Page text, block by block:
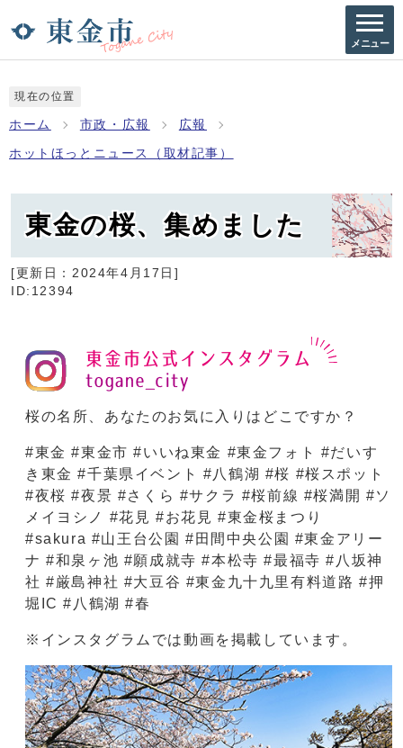
メニュー
現在の位置
ホーム 市政・広報 広報
ホットほっとニュース（取材記事）
東金の桜、集めました
[更新日： 2024年4月17日 ]
ID:12394
桜の名所、あなたのお気に入りはどこですか？
#東金 #東金市 #いいね東金 #東金フォト #だいす
き東金 #千葉県イベント #八鶴湖 #桜 #桜スポット
#夜桜 #夜景 #さくら #サクラ #桜前線 #桜満開 #ソ
メイヨシノ #花見 #お花見 #東金桜まつり
#sakura #山王台公園 #田間中央公園 #東金アリー
ナ #和泉ヶ池 #願成就寺 #本松寺 #最福寺 #八坂神
社 #厳島神社 #大豆谷 #東金九十九里有料道路 #押
堀IC #八鶴湖 #春
※インスタグラムでは動画を掲載しています。